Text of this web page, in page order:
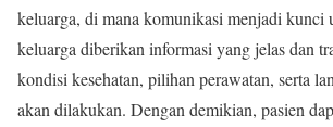
keluarga, di mana komunikasi menjadi kunci
keluarga diberikan informasi yang jelas dan
kondisi kesehatan, pilihan perawatan, serta
akan dilakukan. Dengan demikian, pasien